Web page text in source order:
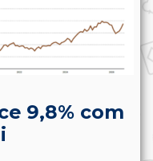
9,8% com